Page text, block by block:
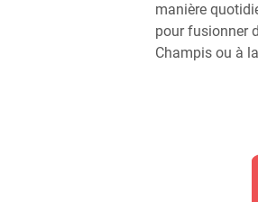
manière
pour fusionner
Champis ou à